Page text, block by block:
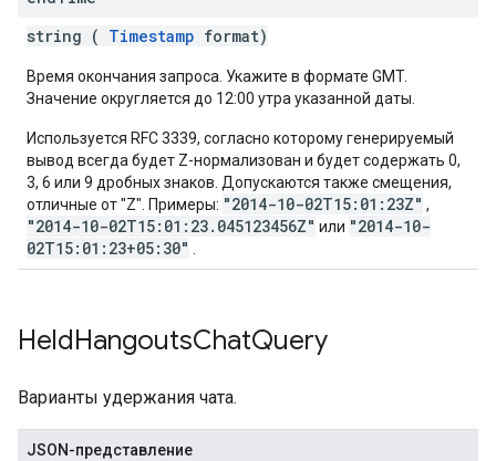
string ( Timestamp format)
Время окончания запроса. Укажите в формате GMT.
Значение округляется до 12:00 утра указанной даты.
Используется RFC 3339, согласно которому генерируемый
вывод всегда будет Z-нормализован и будет содержать 0,
3, 6 или 9 дробных знаков. Допускаются также смещения,
отличные от "Z". Примеры: "2014-10-02T15:01:23Z" ,
"2014-10-02T15:01:23.045123456Z" или "2014-10-
02T15:01:23+05:30"
HeldHangoutsChatQuery
Варианты удержания чата.
JSON-представление